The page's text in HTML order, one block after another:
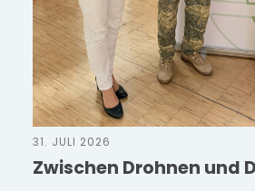
31. JULI 2026
Zwischen Drohnen und